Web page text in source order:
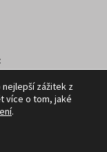
Kontakt
zážitek z
více o tom, jaké
.
Cookie Banner